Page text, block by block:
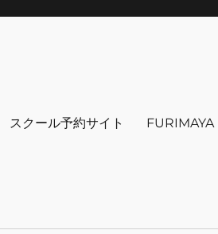
スクール予約サイト FURIMAYA